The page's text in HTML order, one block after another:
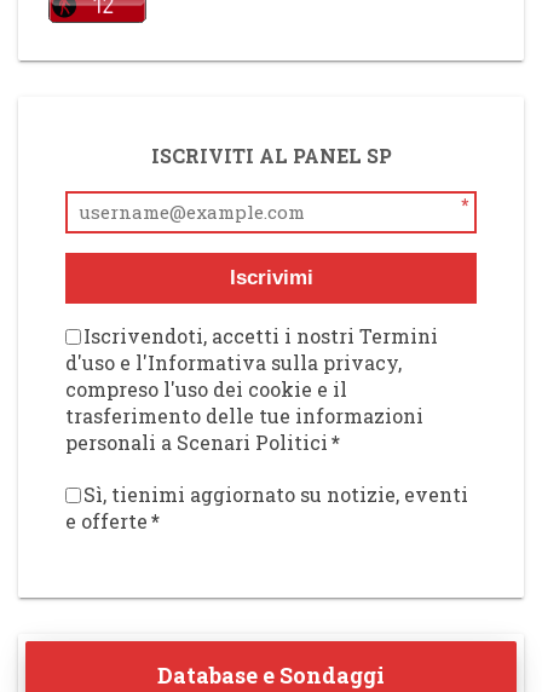
ISCRIVITI AL PANEL SP
*
Iscrivimi
Iscrivendoti, accetti i nostri Termini
d'uso e l'Informativa sulla privacy,
compreso l'uso dei cookie e il
trasferimento delle tue informazioni
personali a Scenari Politici*
Sì, tienimi aggiornato su notizie, eventi
e offerte*
Database e Sondaggi